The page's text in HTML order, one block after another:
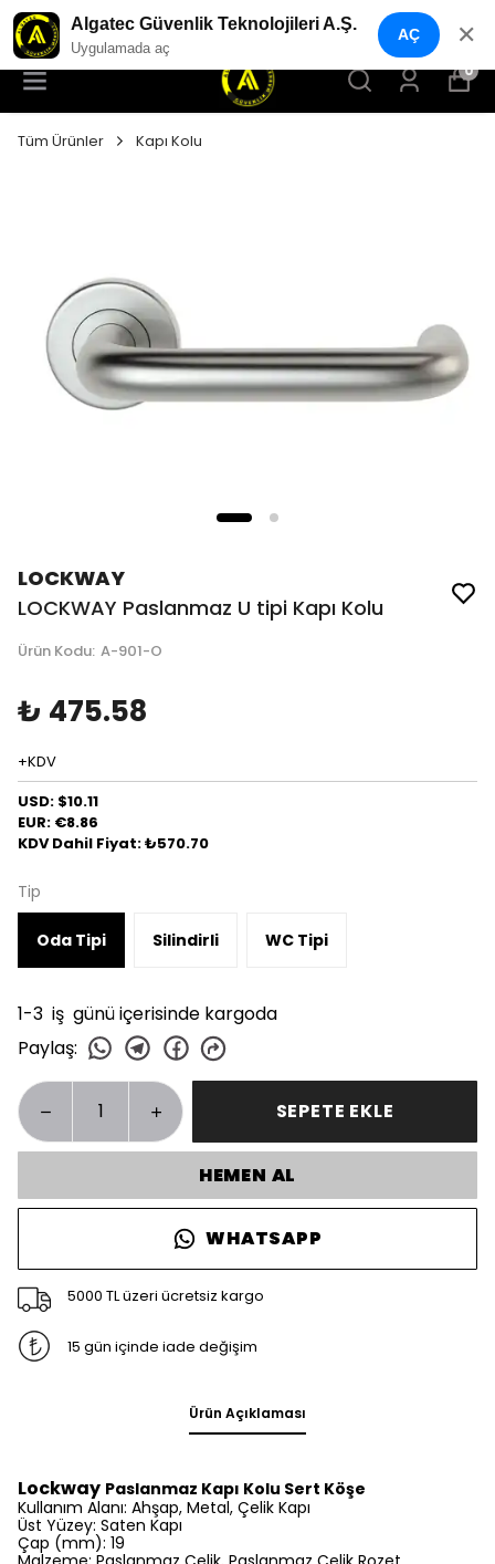
YENI NESIL GÜVENLIK GEÇIŞ SISTEMLERI
0
Tüm Ürünler Kapı Kolu
LOCKWAY
LOCKWAY Paslanmaz U tipi Kapı Kolu
Ürün Kodu: A-901-O
₺ 475.58
+KDV
USD: $10.11
EUR: €8.86
KDV Dahil Fiyat: ₺570.70
Tip
Oda Tipi Silindirli WC Tipi
1-3 iş günü içerisinde kargoda
Paylaş:
SEPETE EKLE
HEMEN AL
WHATSAPP
5000 TL üzeri ücretsiz kargo
15 gün içinde iade değişim
Ürün Açıklaması
Lockway Paslanmaz Kapı Kolu Sert Köşe
Kullanım Alanı: Ahşap, Metal, Çelik Kapı
Üst Yüzey: Saten Kapı
Çap (mm): 19
Algatec Güvenlik Teknolojileri A.Ş.
Uygulamada aç
AÇ ✕